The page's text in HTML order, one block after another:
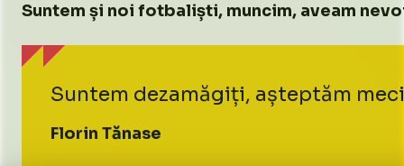
Suntem și noi fotbaliști, muncim, aveam
Suntem dezamăgiți, așteptăm
Florin Tănase